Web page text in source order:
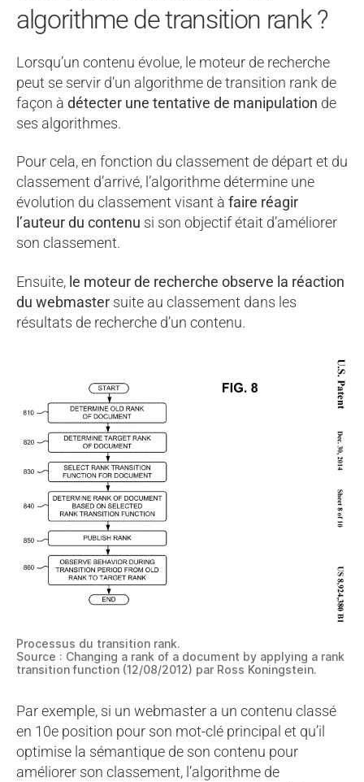
algorithme de transition rank ?
Lorsqu’un contenu évolue, le moteur de recherche
peut se servir d’un algorithme de transition rank de
façon à détecter une tentative de manipulation de
ses algorithmes.
Pour cela, en fonction du classement de départ et du
classement d’arrivé, l’algorithme détermine une
évolution du classement visant à faire réagir
l’auteur du contenu si son objectif était d’améliorer
son classement.
Ensuite, le moteur de recherche observe la réaction
du webmaster suite au classement dans les
résultats de recherche d’un contenu.
Processus du transition rank.
Source : Changing a rank of a document by applying a rank
transition function (12/08/2012) par Ross Koningstein.
Par exemple, si un webmaster a un contenu classé
en 10e position pour son mot-clé principal et qu’il
optimise la sémantique de son contenu pour
améliorer son classement, l’algorithme de